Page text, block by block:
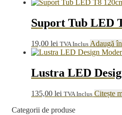
Suport Tub LED
19,00 lei TVA Inclus Adaugă
Lustra LED
135,00 lei TVA Inclus Citește
Categorii de produse